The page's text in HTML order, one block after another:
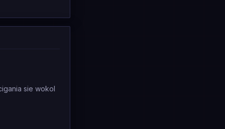
sie wokol